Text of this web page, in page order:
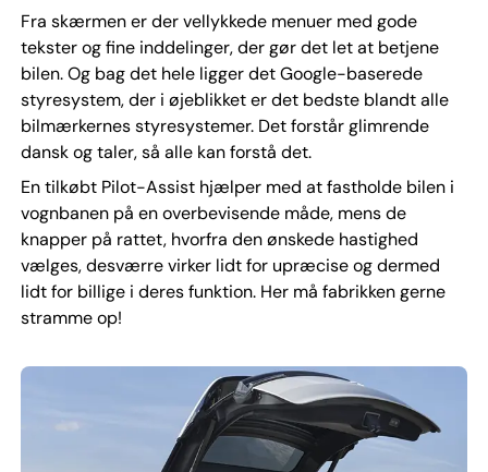
Fra skærmen er der vellykkede menuer med gode
tekster og fine inddelinger, der gør det let at betjene
bilen. Og bag det hele ligger det Google-baserede
styresystem, der i øjeblikket er det bedste blandt alle
bilmærkernes styresystemer. Det forstår glimrende
dansk og taler, så alle kan forstå det.
En tilkøbt Pilot-Assist hjælper med at fastholde bilen i
vognbanen på en overbevisende måde, mens de
knapper på rattet, hvorfra den ønskede hastighed
vælges, desværre virker lidt for upræcise og dermed
lidt for billige i deres funktion. Her må fabrikken gerne
stramme op!